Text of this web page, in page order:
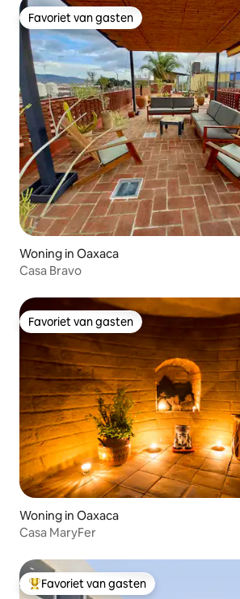
Favoriet van gasten
Favoriet van gasten
Woning in Oaxaca
Casa Bravo
Favoriet van gasten
Favoriet van gasten
Woning in Oaxaca
Casa MaryFer
Topfavoriet van gasten
Favoriet van gasten